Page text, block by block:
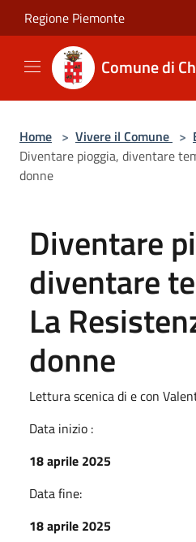
Salta al contenuto principale
Regione Piemonte
Comune di
Home > Vivere il Comune >
Diventare pioggia, diventare
donne
Diventare
diventare
La
donne
Lettura scenica di e con
Data inizio :
18 aprile 2025
Data fine:
18 aprile 2025